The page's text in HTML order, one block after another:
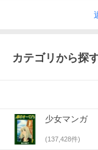
カテゴリから探
少女マンガ
(137,428件)